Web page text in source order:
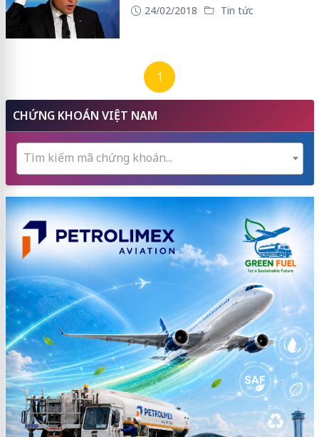
24/02/2018 Tin tức
1
CHỨNG KHOÁN VIỆT NAM
Tìm kiếm mã chứng khoán...